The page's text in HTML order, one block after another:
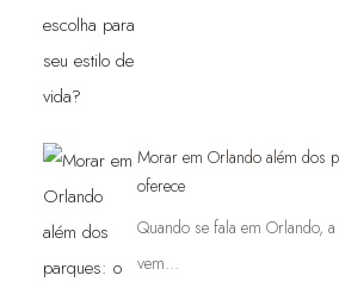
Morar em Orlando além dos
oferece
Quando se fala em Orlando,
vem…